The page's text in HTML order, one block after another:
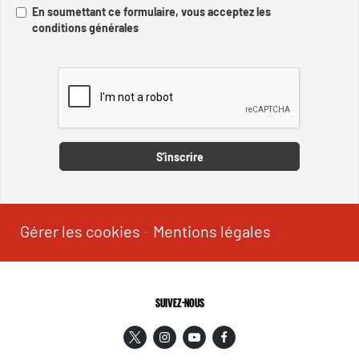
En soumettant ce formulaire, vous acceptez les
conditions générales
S'inscrire
Gérer les cookies - Mentions légales
SUIVEZ-NOUS